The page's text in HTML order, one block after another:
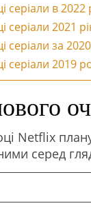
серіали в 2022
серіали 2021
серіали за 2020
серіали 2019
Netflix
серед